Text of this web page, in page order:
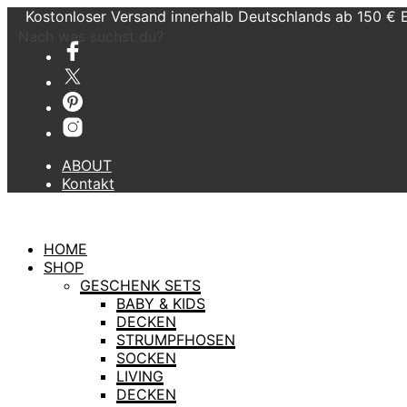
Kostonloser Versand innerhalb Deutschlands ab 150 €
ABOUT
Kontakt
HOME
SHOP
GESCHENK SETS
BABY & KIDS
DECKEN
STRUMPFHOSEN
SOCKEN
LIVING
DECKEN
Nach was suchst du?